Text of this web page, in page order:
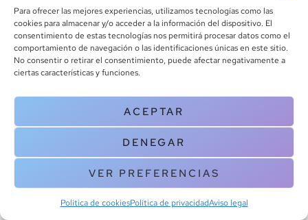
Para ofrecer las mejores experiencias, utilizamos tecnologías como las
cookies para almacenar y/o acceder a la información del dispositivo. El
consentimiento de estas tecnologías nos permitirá procesar datos como el
comportamiento de navegación o las identificaciones únicas en este sitio.
No consentir o retirar el consentimiento, puede afectar negativamente a
ciertas características y funciones.
ACEPTAR
DENEGAR
VER PREFERENCIAS
Política de cookiesPolítica de privacidadAviso legal
info@canoalibros.com
pedidos@canoalibros.com
+34 934 242 391
CONTACTO
Copyright © 2025 Canoa Libros. All Rights Reserved |
cookies
| Aviso legal